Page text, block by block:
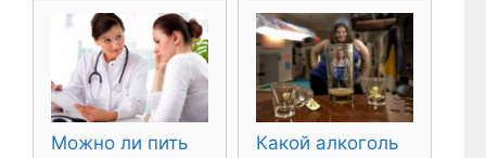
Можно ли пить
Какой алкоголь